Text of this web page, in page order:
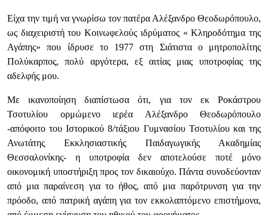
Είχα την τιμή να γνωρίσω τον πατέρα Αλέξανδρο Θεοδωρόπουλο,
ως διαχειριστή του Κοινωφελούς ιδρύματος « Κληροδότημα της
Αγάπης» που ίδρυσε το 1977 στη Σιάτιστα ο μητροπολίτης
Πολύκαρπος, πολύ αργότερα, εξ αιτίας μιας υποτροφίας της
αδελφής μου.
Με ικανοποίηση διαπίστωσα ότι, για τον εκ Ροκάστρου
Τσοτυλίου ορμώμενο ιερέα Αλέξανδρο Θεοδωρόπουλο
-απόφοιτο του Ιστορικού 8/τάξιου Γυμνασίου Τσοτυλίου και της
Ανωτάτης Εκκλησιαστικής Παιδαγωγικής Ακαδημίας
Θεσσαλονίκης- η υποτροφία δεν αποτελούσε ποτέ μόνο
οικονομική υποστήριξη προς τον δικαιούχο. Πάντα συνοδεύονταν
από μια παραίνεση για το ήθος, από μια παρότρυνση για την
πρόοδο, από πατρική αγάπη για τον εκκολαπτόμενο επιστήμονα,